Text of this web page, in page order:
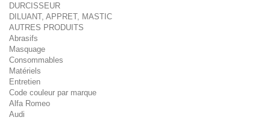
DURCISSEUR
DILUANT, APPRET, MASTIC
AUTRES PRODUITS
Abrasifs
Masquage
Consommables
Matériels
Entretien
Code couleur par marque
Alfa Romeo
Audi